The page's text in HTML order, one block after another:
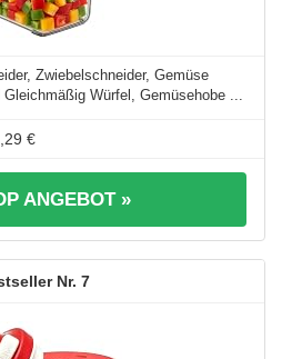
Zwiebelschneider, Gemüse
Würfel, Gemüsehobe ...
€
ANGEBOT »
7